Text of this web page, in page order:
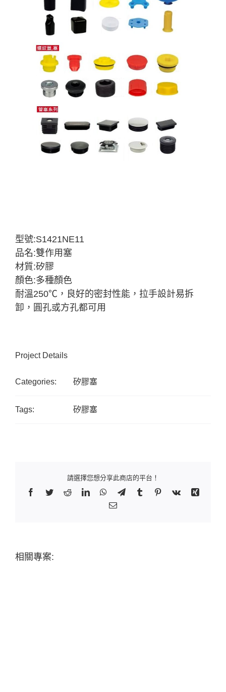
型號:S1421NE11
品名:雙作用塞
材質:矽膠
顏色:多種顏色
耐溫250℃，良好的密封性能，拉手設計易拆
卸，圓孔或方孔都可用
Project Details
Categories: 矽膠塞
Tags: 矽膠塞
請選擇您想分享此商店的平台！
Facebook
TwitterRedditLinkedInWhatsApp
TelegramTumblr Pinterest
Vk
Xing
Email:
相關專案: